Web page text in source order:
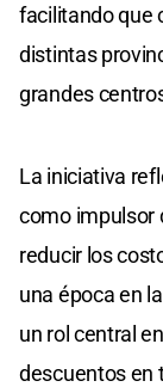
facilitando que
distintas
grandes
La iniciativa
como impulsor
reducir los
una época en
un rol central
descuentos en